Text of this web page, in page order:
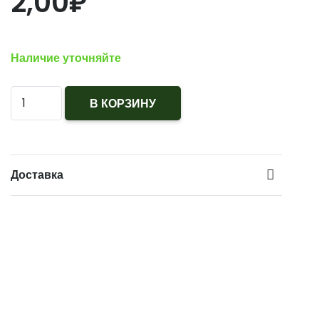
Наличие уточняйте
Количество
Пуговица
ножке
(грибок)
В КОРЗИНУ
Доставка